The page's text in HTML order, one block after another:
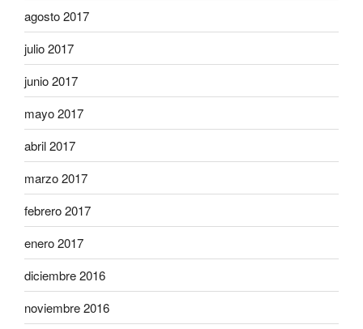
agosto 2017
julio 2017
junio 2017
mayo 2017
abril 2017
marzo 2017
febrero 2017
enero 2017
diciembre 2016
noviembre 2016